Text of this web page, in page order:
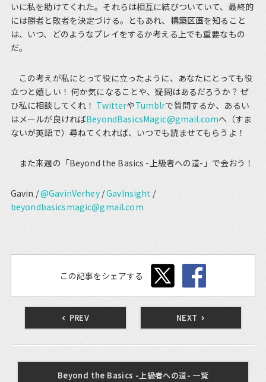
いに私を助けてくれた。それらは相互に結びついていて、最終的
には勝者と敗者を決定づける。ともあれ、構築区画を知ること
は、いつ、どのようなプレイをするか考える上でも重要なもの
だ。
この考えが私にとって役に立ったように、あなたにとっても役
立つと嬉しい！ 何か気になることや、疑問はあるだろうか？ ぜ
ひ私に相談してくれ！ TwitterやTumblrで質問するか、あるい
はメールが良ければBeyondBasicsMagic@gmail.comへ（すま
ないが英語で）尋ねてくれれば、いつでも読ませてもらうよ！
また来週の「Beyond the Basics -上級者への道-」で会おう！
Gavin /@GavinVerhey/GavInsight /
beyondbasicsmagic@gmail.com
この記事をシェアする
PREV NEXT
Beyond the Basics -上級者への道- 一覧